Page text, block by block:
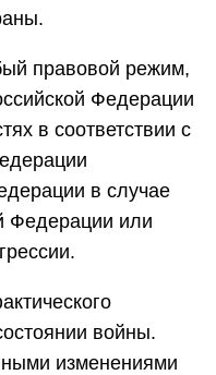
правовой режим,
Федерации
в соответствии с
в случае
Федерации или
войны.
изменениями